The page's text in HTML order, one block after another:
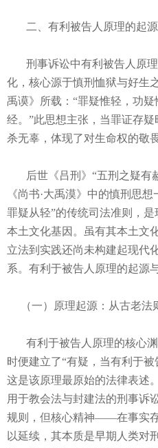
二、有利被告人原理的起源
刑事诉讼中有利被告人原理
化，核心源于慎刑恤狱与好生
禹谟》所载：“罪疑惟轻，功
经。”此思想主张，当罪证存
杀无辜，体现了对生命权的敬
后世《吕刑》“五刑之疑有
《尚书·大禹漠》中的慎刑思
罪疑从轻”的传统司法准则，
本土文化基因。虽有其本土文
立法到实践还尚未构建起现代
系。有利于被告人原理的起源
（一）原理起源：从古老法
有利于被告人原理的核心渊
时便建立了“有疑，当有利于被
这是该原理最原始的法律表述
用于教会法与封建法的刑事诉
规则，但核心精神——在事实
以延续，其本质是早期人类对